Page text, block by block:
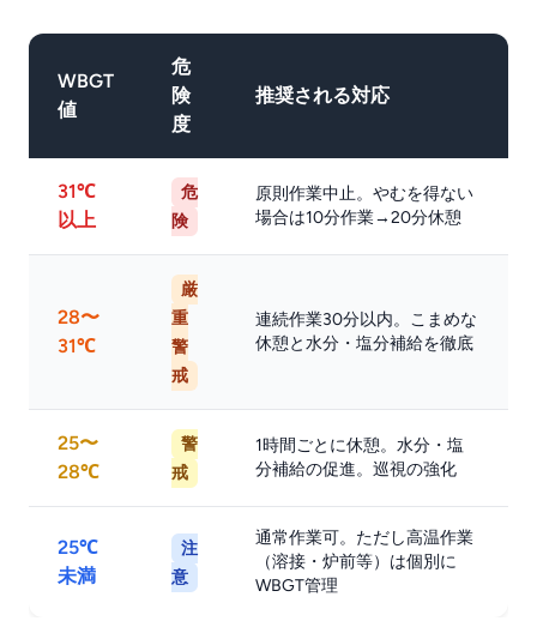
WBGT
値
危
険
度
推奨される対応
31℃
以上
危
険
原則作業中止。やむを得ない
場合は10分作業→20分休憩
28〜
31℃
厳
重
警
戒
連続作業30分以内。こまめな
休憩と水分・塩分補給を徹底
25〜
28℃
警
戒
1時間ごとに休憩。水分・塩
分補給の促進。巡視の強化
25℃
未満
注
意
通常作業可。ただし高温作業
（溶接・炉前等）は個別に
WBGT管理